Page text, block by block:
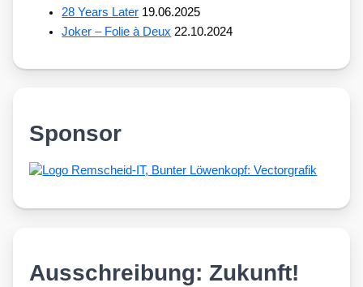
28 Years Later 19.06.2025
Joker – Folie à Deux 22.10.2024
Sponsor
Ausschreibung: Zukunft!